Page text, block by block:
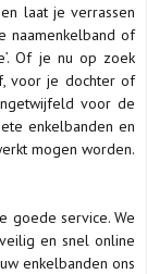
laat je verrassen
naamenkelband of
Of je nu op zoek
voor je dochter of
voor de
enkelbanden en
mogen worden.
goede service. We
en snel online
enkelbanden ons